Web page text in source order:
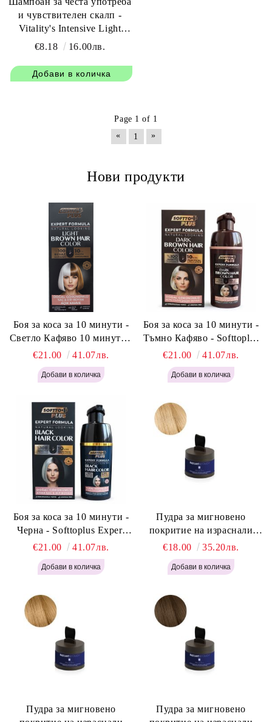
и чувствителен скалп -
Vitality's Intensive Light
Shampoo 250 мл
€8.18 16.00лв.
Page 1 of 1
«
1 »
Нови продукти
Боя за коса за 10 минути -
Светло Кафяво 10 минути -
Softtoplus Expert Woman
Light Brown 400мл
€21.00 41.07лв.
Боя за коса за 10 минути -
Тъмно Кафяво - Softtoplus
Expert Woman Dark Brown
400 мл
€21.00 41.07лв.
Боя за коса за 10 минути -
Черна - Softtoplus Expert
Woman Black 400мл
€21.00 41.07лв.
Пудра за мигновено
покритие на израснали
корени Светло Русо - Labor
Pro Instant Retouch Powder -
Light Blonde H646
€18.00 35.20лв.
Пудра за мигновено
Пудра за мигновено